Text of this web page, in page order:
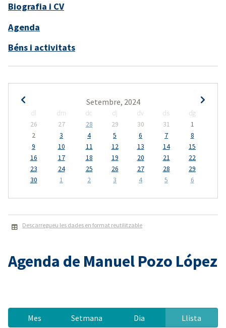
Biografia i CV
Agenda
Béns i activitats
Setembre, 2024
dl dm dc dj dv ds
dg
26
27 28 29 30 31
1
2
3 4 5 6 7
8
9
10 11 12 13 14
15
16
17 18 19 20 21
22
23
24 25 26 27 28
29
30
1 2 3 4 5 6
Descarregueu les dades en format reutilitzable
Agenda de Manuel Pozo López
Mes Setmana Dia Llista